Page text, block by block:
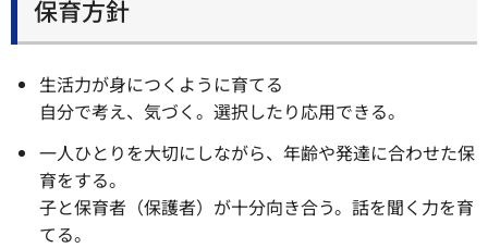
保育方針
生活力が身につくように育てる
自分で考え、気づく。選択したり応用できる。
一人ひとりを大切にしながら、年齢や発達に合わせた保
育をする。
子と保育者（保護者）が十分向き合う。話を聞く力を育
てる。